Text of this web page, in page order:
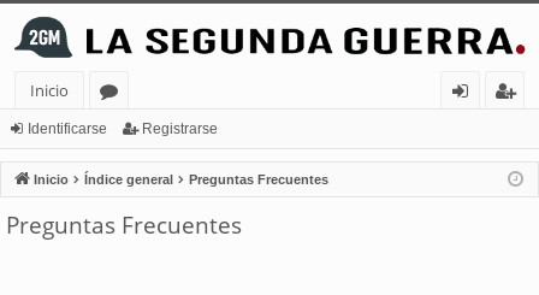
Inicio
or
os
nt
ifi
ist
ra
Identificarse Registrarse
Inicio Índice general Preguntas Frecuentes
Preguntas Frecuentes